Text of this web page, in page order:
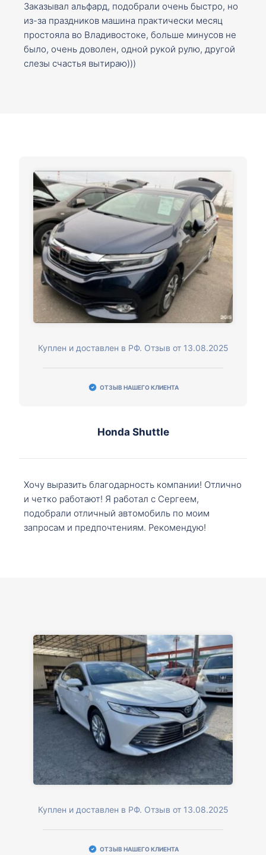
Заказывал альфард, подобрали очень быстро, но
из-за праздников машина практически месяц
простояла во Владивостоке, больше минусов не
было, очень доволен, одной рукой рулю, другой
слезы счастья вытираю)))
Куплен и доставлен в РФ. Отзыв от 13.08.2025
ОТЗЫВ НАШЕГО КЛИЕНТА
Honda Shuttle
Хочу выразить благодарность компании! Отлично
и четко работают! Я работал с Сергеем,
подобрали отличный автомобиль по моим
запросам и предпочтениям. Рекомендую!
Куплен и доставлен в РФ. Отзыв от 13.08.2025
ОТЗЫВ НАШЕГО КЛИЕНТА